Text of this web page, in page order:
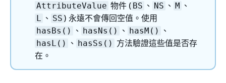
AttributeValue 物件 ( BS 、 NS 、 M 、
L 、 SS ) 永遠不會傳回空值。使用
hasBs() 、 hasNs() 、 hasM() 、
hasL() 、 hasSs() 方法驗證這些值是否存
在。